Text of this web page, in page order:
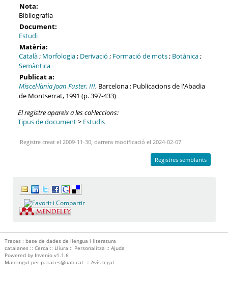
Nota:
Bibliografia
Document:
Estudi
Matèria:
Català; Morfologia; Derivació ; Formació de mots; Botànica;
Semàntica
Publicat a:
Miscel·lània Joan Fuster, III, Barcelona : Publicacions de l'Abadia
de Montserrat, 1991 (p. 397-433)
El registre apareix a les col·leccions:
Tipus de document> Estudis
Registre creat el 2009-11-30, darrera modificació el 2024-02-07
Registres semblants
Traces : base de dades de llengua i literatura
catalanes :: Cerca :: Lliura :: Personalitza :: Ajuda
Powered by Inveniov1.1.6
Mantingut per p.traces@uab.cat:: Avís legal